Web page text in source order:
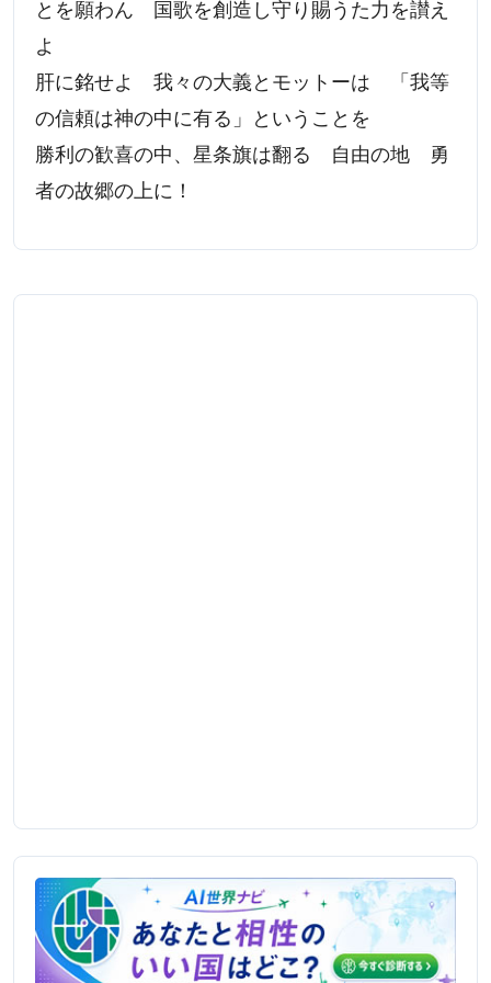
とを願わん 国歌を創造し守り賜うた力を讃え
よ
肝に銘せよ 我々の大義とモットーは 「我等
の信頼は神の中に有る」ということを
勝利の歓喜の中、星条旗は翻る 自由の地 勇
者の故郷の上に！